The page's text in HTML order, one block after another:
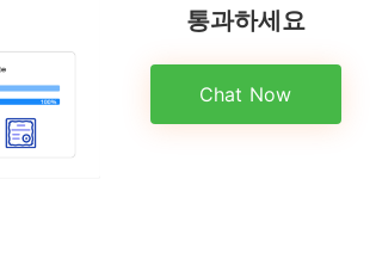
통과하세요
Chat Now